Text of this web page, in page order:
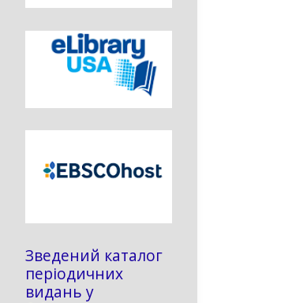
Зведений каталог
періодичних
видань у